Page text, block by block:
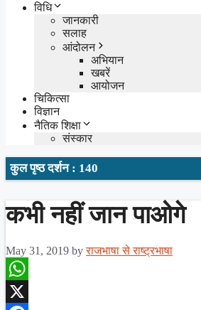
विधि
जानकारी
सलाह
आंदोलन
अभियान
खबरें
आयोजन
चिकित्सा
विज्ञान
नैतिक शिक्षा
संस्कार
कुल पृष्ठ दर्शन : 140
कभी नहीं जान पाओगे
May 31, 2019 byराजभाषा से राष्ट्रभाषा
WhatsApp